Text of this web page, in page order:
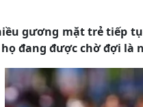
gương mặt trẻ tiếp
đang được chờ đợi